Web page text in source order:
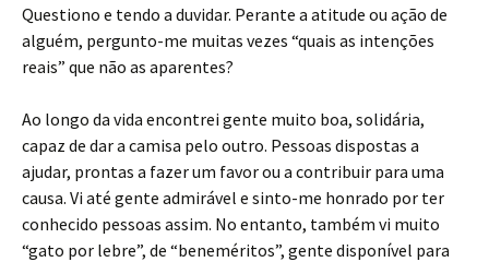
Questiono e tendo a duvidar. Perante a atitude ou ação de
alguém, pergunto-me muitas vezes “quais as intenções
reais” que não as aparentes?
Ao longo da vida encontrei gente muito boa, solidária,
capaz de dar a camisa pelo outro. Pessoas dispostas a
ajudar, prontas a fazer um favor ou a contribuir para uma
causa. Vi até gente admirável e sinto-me honrado por ter
conhecido pessoas assim. No entanto, também vi muito
“gato por lebre”, de “beneméritos”, gente disponível para